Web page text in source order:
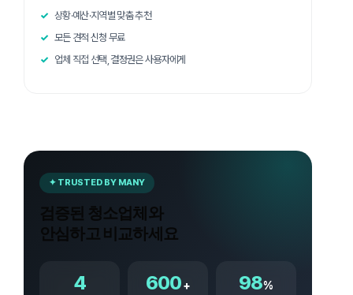
상황·예산·지역별 맞춤 추천
모든 견적 신청 무료
업체 직접 선택, 결정권은 사용자에게
✦ TRUSTED BY MANY
검증된 청소업체와
안심하고 비교하세요
4 600+ 98%